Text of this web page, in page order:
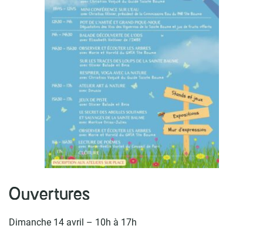
Ouvertures
Dimanche 14 avril – 10h à 17h